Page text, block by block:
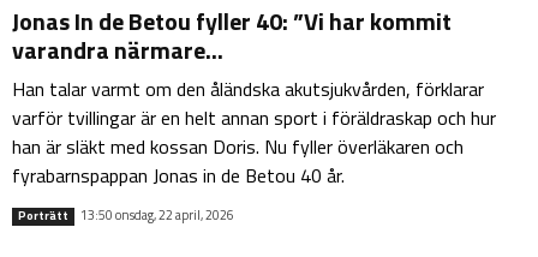
Jonas In de Betou fyller 40: ”Vi har kommit
varandra närmare...
Han talar varmt om den åländska akutsjukvården, förklarar
varför tvillingar är en helt annan sport i föräldraskap och hur
han är släkt med kossan Doris. Nu fyller överläkaren och
fyrabarnspappan Jonas in de Betou 40 år.
Porträtt 13:50 onsdag, 22 april, 2026